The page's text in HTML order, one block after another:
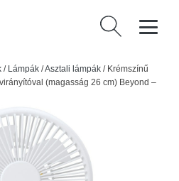
Keresés:
/ Lámpák /Asztali lámpák / Krémszínű
(magasság 26 cm) Beyond –